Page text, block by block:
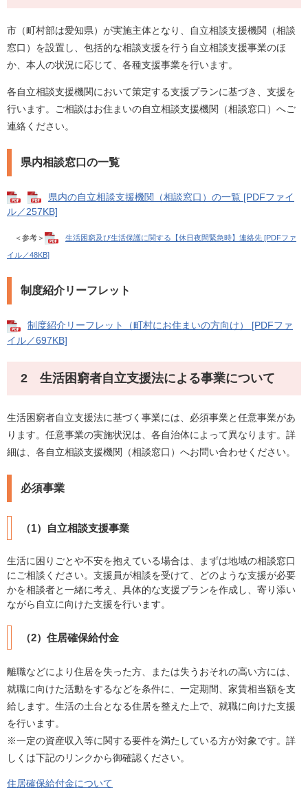
市（町村部は愛知県）が実施主体となり、自立相談支援機関（相談
窓口）を設置し、包括的な相談支援を行う自立相談支援事業のほ
か、本人の状況に応じて、各種支援事業を行います。
各自立相談支援機関において策定する支援プランに基づき、支援を
行います。ご相談はお住まいの自立相談支援機関（相談窓口）へご
連絡ください。
県内相談窓口の一覧
県内の自立相談支援機関（相談窓口）の一覧 [PDFファイ
ル／257KB]
＜参考＞ 生活困窮及び生活保護に関する【休日夜間緊急時】連絡先 [PDFファ
イル／48KB]
制度紹介リーフレット
制度紹介リーフレット（町村にお住まいの方向け） [PDFファ
イル／697KB]
2 生活困窮者自立支援法による事業について
生活困窮者自立支援法に基づく事業には、必須事業と任意事業があ
ります。任意事業の実施状況は、各自治体によって異なります。詳
細は、各自立相談支援機関（相談窓口）へお問い合わせください。
必須事業
（1）自立相談支援事業
生活に困りごとや不安を抱えている場合は、まずは地域の相談窓口
にご相談ください。支援員が相談を受けて、どのような支援が必要
かを相談者と一緒に考え、具体的な支援プランを作成し、寄り添い
ながら自立に向けた支援を行います。
（2）住居確保給付金
離職などにより住居を失った方、または失うおそれの高い方には、
就職に向けた活動をするなどを条件に、一定期間、家賃相当額を支
給します。生活の土台となる住居を整えた上で、就職に向けた支援
を行います。
※一定の資産収入等に関する要件を満たしている方が対象です。詳
しくは下記のリンクから御確認ください。
住居確保給付金について